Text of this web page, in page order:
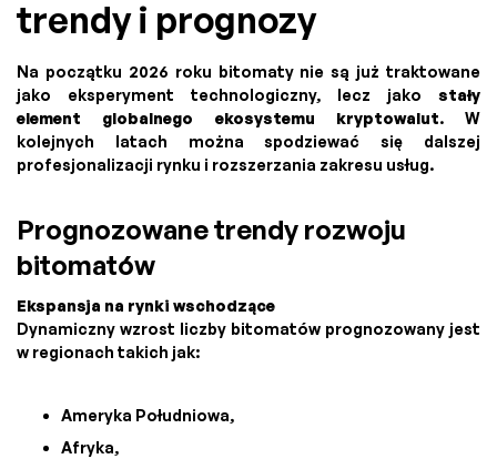
trendy i prognozy
Na początku 2026 roku bitomaty nie są już traktowane
jako eksperyment technologiczny, lecz jako stały
element globalnego ekosystemu kryptowalut. W
kolejnych latach można spodziewać się dalszej
profesjonalizacji rynku i rozszerzania zakresu usług.
Prognozowane trendy rozwoju
bitomatów
Ekspansja na rynki wschodzące
Dynamiczny wzrost liczby bitomatów prognozowany jest
w regionach takich jak:
Ameryka Południowa,
Afryka,